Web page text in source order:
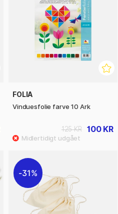
FOLIA
Vinduesfolie farve 10 Ark
100 KR
125 KR
31%